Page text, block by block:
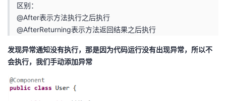
区别：
@After表示方法执行之后执行
@AfterReturning表示方法返回结果之后执行
发现异常通知没有执行，那是因为代码运行没有出现异常，所以不
会执行，我们手动添加异常